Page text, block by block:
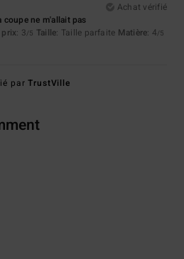
Achat vérifié
coupe ne m'allait pas
: 3/5 Taille: Taille parfaite Matière: 4/5
parTrustVille